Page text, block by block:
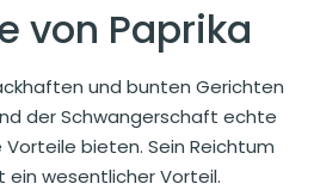
von Paprika
und bunten Gerichten
der Schwangerschaft echte
bieten. Sein Reichtum
ein wesentlicher Vorteil.